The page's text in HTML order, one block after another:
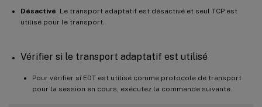
Désactivé. Le transport adaptatif est désactivé et seul TCP est
utilisé pour le transport.
Vérifier si le transport adaptatif est utilisé
Pour vérifier si EDT est utilisé comme protocole de transport
pour la session en cours, exécutez la commande suivante.